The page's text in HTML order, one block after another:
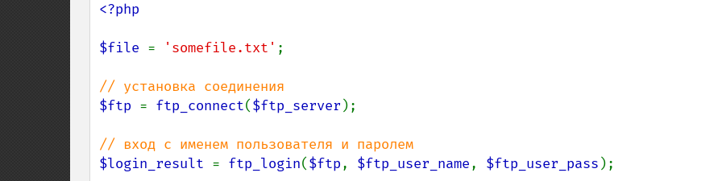
<?php
$file = 'somefile.txt' ;
$ftp = ftp_connect($ftp_server );
$login_result = ftp_login($ftp, $ftp_user_name, $ftp_user_pass );